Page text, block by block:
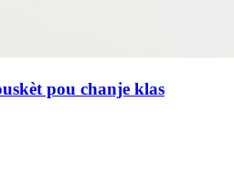
pou chanje klas